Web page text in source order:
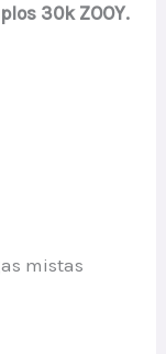
30k ZOOY.
mistas